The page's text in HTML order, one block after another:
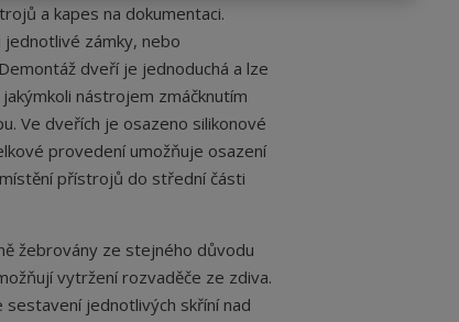
a kapes na dokumentaci.
jednotlivé zámky, nebo
dveří je jednoduchá a lze
nástrojem zmáčknutím
Ve dveřích je osazeno silikonové
provedení umožňuje osazení
přístrojů do střední části
žebrovány ze stejného důvodu
vytržení rozvaděče ze zdiva.
sestavení jednotlivých skříní nad